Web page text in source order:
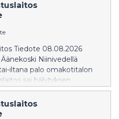
Tiedote 08.08.2026
Niinivedellä
iltana palo omakotitalon
sai hälytyksen
17:04. Pelastuslaitos on
sammutustyöt jatkuvat
Savu – ja